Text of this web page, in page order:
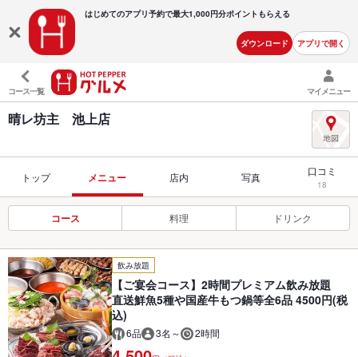
はじめてのアプリ予約で最大1,000円分ポイントもらえる
ダウンロード アプリで開く
コース一覧 マイメニュー
晴レ坊主 池上店
トップ メニュー 店内 写真 口コミ
18
コース 料理 ドリンク
飲み放題
【ご宴会コース】2時間プレミアム飲み放題
直送鮮魚5種や国産牛もつ鍋等全6品 4500円(税
込)
6品 3名～ 2時間